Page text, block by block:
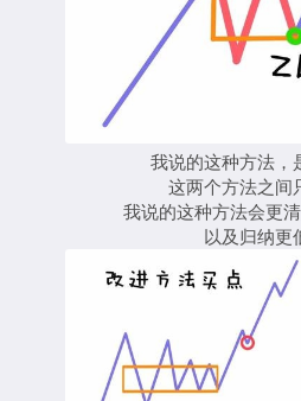
我说的这种方法，
这两个方法之间
我说的这种方法会更
以及归纳更